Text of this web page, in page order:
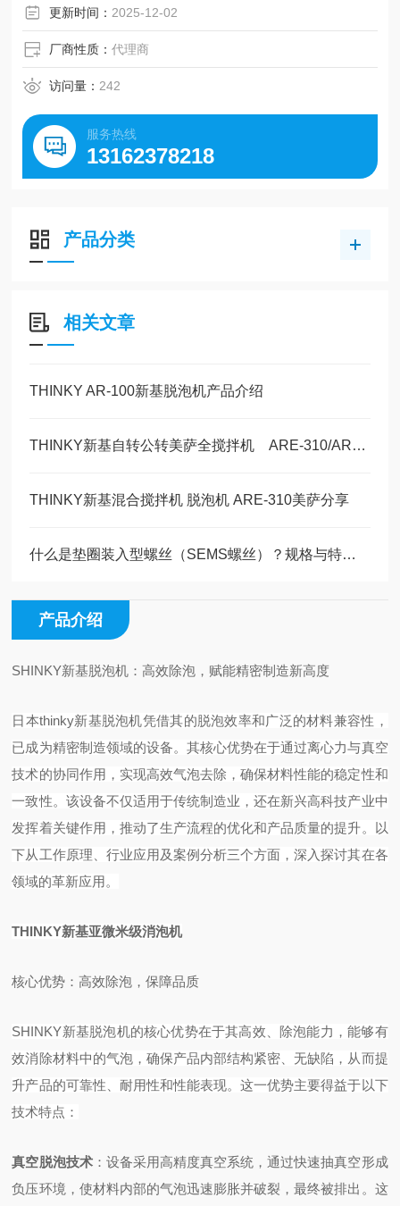
更新时间： 2025-12-02
厂商性质：代理商
访问量： 242
服务热线
13162378218
产品分类
相关文章
THINKY AR-100新基脱泡机产品介绍
THINKY新基自转公转美萨全搅拌机 ARE-310/AR-100锂电行业新能源汽车领域
THINKY新基混合搅拌机 脱泡机 ARE-310美萨分享
什么是垫圈装入型螺丝（SEMS螺丝）？规格与特点解说
产品介绍
SHINKY新基脱泡机：高效除泡，赋能精密制造新高度
日本thinky新基脱泡机凭借其的脱泡效率和广泛的材料兼容性，
已成为精密制造领域的设备。其核心优势在于通过离心力与真空
技术的协同作用，实现高效气泡去除，确保材料性能的稳定性和
一致性。该设备不仅适用于传统制造业，还在新兴高科技产业中
发挥着关键作用，推动了生产流程的优化和产品质量的提升。以
下从工作原理、行业应用及案例分析三个方面，深入探讨其在各
领域的革新应用。
THINKY新基亚微米级消泡机
核心优势：高效除泡，保障品质
SHINKY新基脱泡机的核心优势在于其高效、除泡能力，能够有
效消除材料中的气泡，确保产品内部结构紧密、无缺陷，从而提
升产品的可靠性、耐用性和性能表现。这一优势主要得益于以下
技术特点：
真空脱泡技术‌：设备采用高精度真空系统，通过快速抽真空形成
负压环境，使材料内部的气泡迅速膨胀并破裂，最终被排出。这